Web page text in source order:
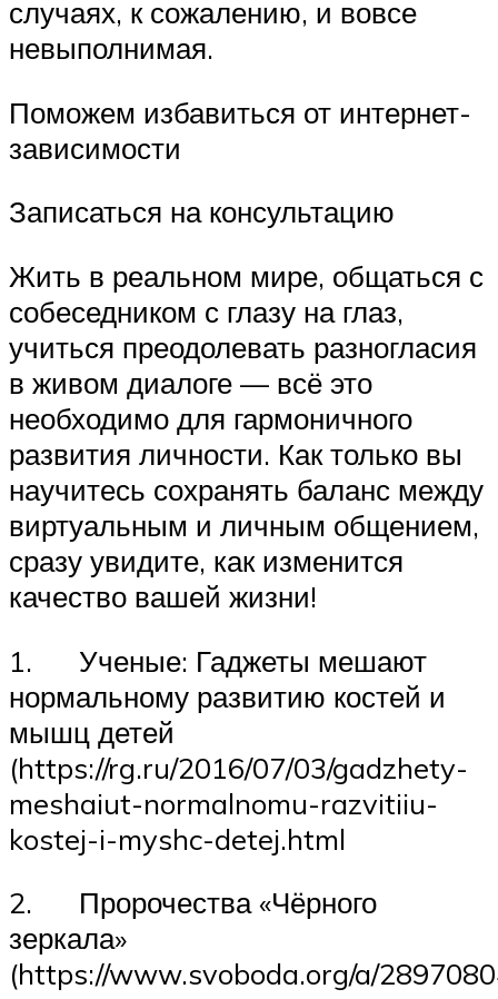
случаях, к сожалению, и вовсе
невыполнимая.
Поможем избавиться от интернет-
зависимости
Записаться на консультацию
Жить в реальном мире, общаться с
собеседником с глазу на глаз,
учиться преодолевать разногласия
в живом диалоге — всё это
необходимо для гармоничного
развития личности. Как только вы
научитесь сохранять баланс между
виртуальным и личным общением,
сразу увидите, как изменится
качество вашей жизни!
1. Ученые: Гаджеты мешают
нормальному развитию костей и
мышц детей
(https://rg.ru/2016/07/03/gadzhety-
meshaiut-normalnomu-razvitiiu-
kostej-i-myshc-detej.html
2. Пророчества «Чёрного
зеркала»
(https://www.svoboda.org/a/